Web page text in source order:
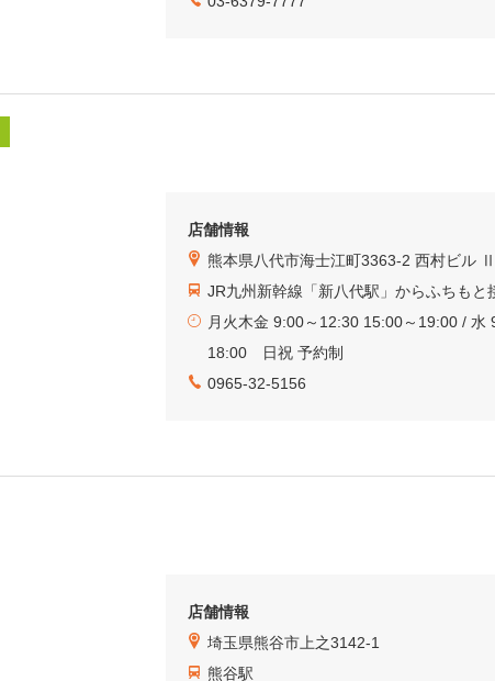
店舗情報
熊本県八代市海士江町3363-2 西村ビル
JR九州新幹線「新八代駅」からふちもと
月火木金 9:00～12:30 15:00～19:00 /
18:00 日祝 予約制
0965-32-5156
店舗情報
埼玉県熊谷市上之3142-1
熊谷駅